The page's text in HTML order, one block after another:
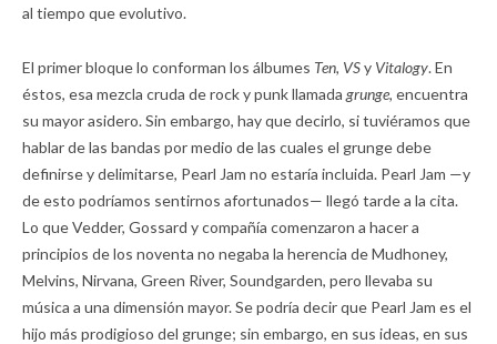
al tiempo que evolutivo.
El primer bloque lo conforman los álbumes Ten, VSy Vitalogy. En
éstos, esa mezcla cruda de rock y punk llamada grunge, encuentra
su mayor asidero. Sin embargo, hay que decirlo, si tuviéramos que
hablar de las bandas por medio de las cuales el grunge debe
definirse y delimitarse, Pearl Jam no estaría incluida. Pearl Jam —y
de esto podríamos sentirnos afortunados— llegó tarde a la cita.
Lo que Vedder, Gossard y compañía comenzaron a hacer a
principios de los noventa no negaba la herencia de Mudhoney,
Melvins, Nirvana, Green River, Soundgarden, pero llevaba su
música a una dimensión mayor. Se podría decir que Pearl Jam es el
hijo más prodigioso del grunge; sin embargo, en sus ideas, en sus